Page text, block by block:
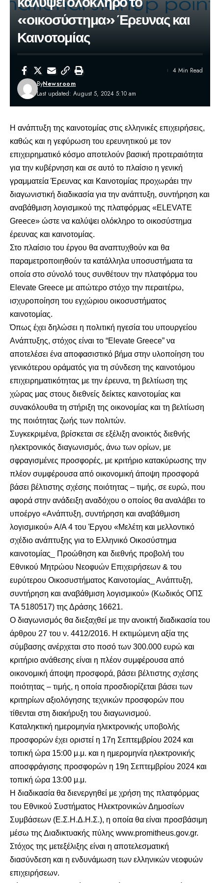
«οικοσύστημα» Έρευνας και
Καινοτομίας
Last updated: August 5, 2024 5:10 am
ByNewsroom
4 Min Read
Η ανάπτυξη της καινοτομίας στις ελληνικές επιχειρήσεις,
καθώς και η γεφύρωση του ερευνητικού με τον
επιχειρηματικό κόσμο αποτελούν βασική προτεραιότητα
για την κυβέρνηση και σε αυτό το πλαίσιο η γενική
γραμματεία Έρευνας και Καινοτομίας προχωράει την
διαγωνιστική διαδικασία για την ανάπτυξη, συντήρηση και
αναβάθμιση λογισμικού της πλατφόρμας «ELEVATE
Greece» ώστε να καλύψει ολόκληρο το οικοσύστημα
έρευνας και καινοτομίας.
Στο πλαίσιο του έργου θα αναπτυχθούν και θα
παραμετροποιηθούν τα κατάλληλα υποσυστήματα τα
οποία στο σύνολό τους συνθέτουν την πλατφόρμα του
Elevate Greece με απώτερο στόχο την περαιτέρω,
ισχυροποίηση του εγχώριου οικοσυστήματος
καινοτομίας.
Όπως έχει δηλώσει η πολιτική ηγεσία του υπουργείου
Ανάπτυξης, στόχος είναι το “Elevate Greece” να
αποτελέσει ένα αποφασιστικό βήμα στην υλοποίηση του
γενικότερου οράματός για τη σύνδεση της καινοτόμου
επιχειρηματικότητας με την έρευνα, τη βελτίωση της
χώρας μας στους διεθνείς δείκτες καινοτομίας και
συνακόλουθα τη στήριξη της οικονομίας και τη βελτίωση
της ποιότητας ζωής των πολιτών.
Συγκεκριμένα, βρίσκεται σε εξέλιξη ανοικτός διεθνής
ηλεκτρονικός διαγωνισμός, άνω των ορίων, με
σφραγισμένες προσφορές, με κριτήριο κατακύρωσης την
πλέον συμφέρουσα από οικονομική άποψη προσφορά
βάσει βέλτιστης σχέσης ποιότητας – τιμής, σε ευρώ, που
αφορά στην ανάδειξη αναδόχου ο οποίος θα αναλάβει το
υποέργο «Ανάπτυξη, συντήρηση και αναβάθμιση
λογισμικού» Α/Α 4 του Έργου «Μελέτη και μελλοντικό
σχέδιο ανάπτυξης για το Ελληνικό Οικοσύστημα
καινοτομίας_ Προώθηση και διεθνής προβολή του
Εθνικού Μητρώου Νεοφυών Επιχειρήσεων & του
ευρύτερου Οικοσυστήματος Καινοτομίας_ Ανάπτυξη,
συντήρηση και αναβάθμιση λογισμικού» (Κωδικός ΟΠΣ
ΤΑ 5180517) της Δράσης 16621.
Ο διαγωνισμός θα διεξαχθεί με την ανοικτή διαδικασία του
άρθρου 27 του ν. 4412/2016. Η εκτιμώμενη αξία της
σύμβασης ανέρχεται στο ποσό των 300.000 ευρώ και
κριτήριο ανάθεσης είναι η πλέον συμφέρουσα από
οικονομική άποψη προσφορά, βάσει βέλτιστης σχέσης
ποιότητας – τιμής, η οποία προσδιορίζεται βάσει των
κριτηρίων αξιολόγησης τεχνικών προσφορών που
τίθενται στη διακήρυξη του διαγωνισμού.
Καταληκτική ημερομηνία ηλεκτρονικής υποβολής
προσφορών έχει οριστεί η 17η Σεπτεμβρίου 2024 και
τοπική ώρα 15:00 μ.μ. και η ημερομηνία ηλεκτρονικής
αποσφράγισης προσφορών η 19η Σεπτεμβρίου 2024 και
τοπική ώρα 13:00 μ.μ.
Η διαδικασία θα διενεργηθεί με χρήση της πλατφόρμας
του Εθνικού Συστήματος Ηλεκτρονικών Δημοσίων
Συμβάσεων (Ε.Σ.Η.Δ.Η.Σ.), η οποία θα είναι προσβάσιμη
μέσω της Διαδικτυακής πύλης www.promitheus.gov.gr.
Στόχος της μετεξέλιξης είναι η αποτελεσματική
διασύνδεση και η ενδυνάμωση των ελληνικών νεοφυών
επιχειρήσεων.